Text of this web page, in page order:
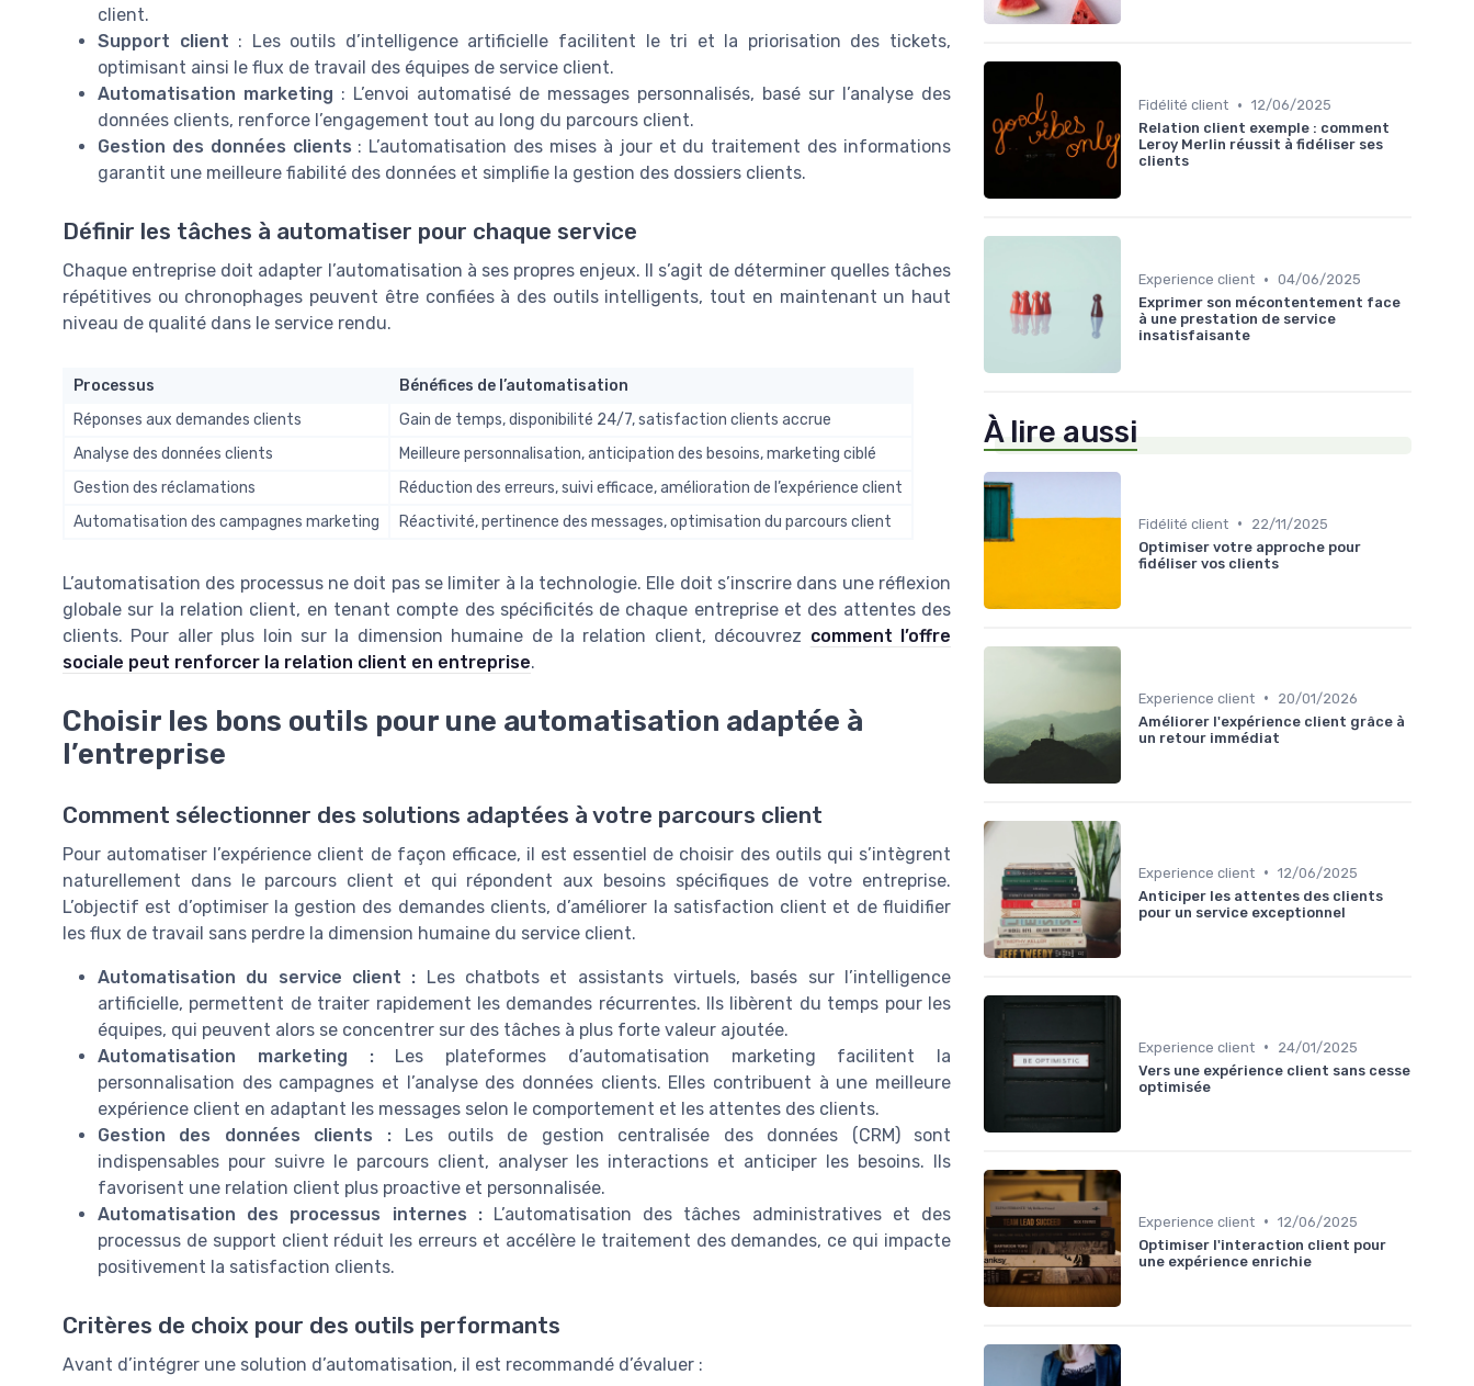
client.
Support client : Les outils d’intelligence artificielle facilitent le tri et la priorisation des tickets,
optimisant ainsi le flux de travail des équipes de service client.
Automatisation marketing : L’envoi automatisé de messages personnalisés, basé sur l’analyse des
données clients, renforce l’engagement tout au long du parcours client.
Gestion des données clients : L’automatisation des mises à jour et du traitement des informations
garantit une meilleure fiabilité des données et simplifie la gestion des dossiers clients.
Définir les tâches à automatiser pour chaque service
Chaque entreprise doit adapter l’automatisation à ses propres enjeux. Il s’agit de déterminer quelles tâches
répétitives ou chronophages peuvent être confiées à des outils intelligents, tout en maintenant un haut
niveau de qualité dans le service rendu.
Processus
Bénéfices de l’automatisation
Réponses aux demandes clients
Gain de temps, disponibilité 24/7, satisfaction clients accrue
Analyse des données clients
Meilleure personnalisation, anticipation des besoins, marketing ciblé
Gestion des réclamations
Réduction des erreurs, suivi efficace, amélioration de l’expérience client
Automatisation des campagnes marketing
Réactivité, pertinence des messages, optimisation du parcours client
L’automatisation des processus ne doit pas se limiter à la technologie. Elle doit s’inscrire dans une réflexion
globale sur la relation client, en tenant compte des spécificités de chaque entreprise et des attentes des
clients. Pour aller plus loin sur la dimension humaine de la relation client, découvrez comment l’offre
sociale peut renforcer la relation client en entreprise.
Choisir les bons outils pour une automatisation adaptée à
l’entreprise
Comment sélectionner des solutions adaptées à votre parcours client
Pour automatiser l’expérience client de façon efficace, il est essentiel de choisir des outils qui s’intègrent
naturellement dans le parcours client et qui répondent aux besoins spécifiques de votre entreprise.
L’objectif est d’optimiser la gestion des demandes clients, d’améliorer la satisfaction client et de fluidifier
les flux de travail sans perdre la dimension humaine du service client.
Automatisation du service client : Les chatbots et assistants virtuels, basés sur l’intelligence
artificielle, permettent de traiter rapidement les demandes récurrentes. Ils libèrent du temps pour les
équipes, qui peuvent alors se concentrer sur des tâches à plus forte valeur ajoutée.
Automatisation marketing :Les plateformes d’automatisation marketing facilitent la
personnalisation des campagnes et l’analyse des données clients. Elles contribuent à une meilleure
expérience client en adaptant les messages selon le comportement et les attentes des clients.
Gestion des données clients :Les outils de gestion centralisée des données (CRM) sont
indispensables pour suivre le parcours client, analyser les interactions et anticiper les besoins. Ils
favorisent une relation client plus proactive et personnalisée.
Automatisation des processus internes :L’automatisation des tâches administratives et des
processus de support client réduit les erreurs et accélère le traitement des demandes, ce qui impacte
positivement la satisfaction clients.
Critères de choix pour des outils performants
Avant d’intégrer une solution d’automatisation, il est recommandé d’évaluer :
Fidélité client • 12/06/2025
Relation client exemple : comment
Leroy Merlin réussit à fidéliser ses
clients
Experience client • 04/06/2025
Exprimer son mécontentement face
à une prestation de service
insatisfaisante
À lire aussi
Fidélité client •
22/11/2025
Optimiser votre approche pour
fidéliser vos clients
Experience client •
20/01/2026
Améliorer l'expérience client grâce à
un retour immédiat
Experience client • 12/06/2025
Anticiper les attentes des clients
pour un service exceptionnel
Experience client •
24/01/2025
Vers une expérience client sans cesse
optimisée
Experience client • 12/06/2025
Optimiser l'interaction client pour
une expérience enrichie